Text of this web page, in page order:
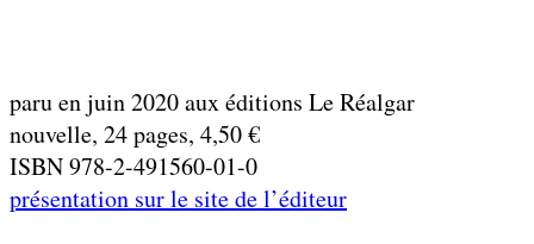
paru en juin 2020 aux éditions Le Réalgar
nouvelle, 24 pages, 4,50 €
ISBN 978-2-491560-01-0
présentation sur le site de l’éditeur